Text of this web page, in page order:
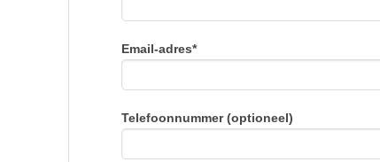
Email-adres*
Telefoonnummer (optioneel)